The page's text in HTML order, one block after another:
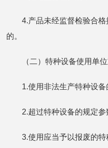
4.产品未经监督检验合格
的。
（二）特种设备使用单位
1.使用非法生产特种设备
2.超过特种设备的规定参
3.使用应当予以报废的特